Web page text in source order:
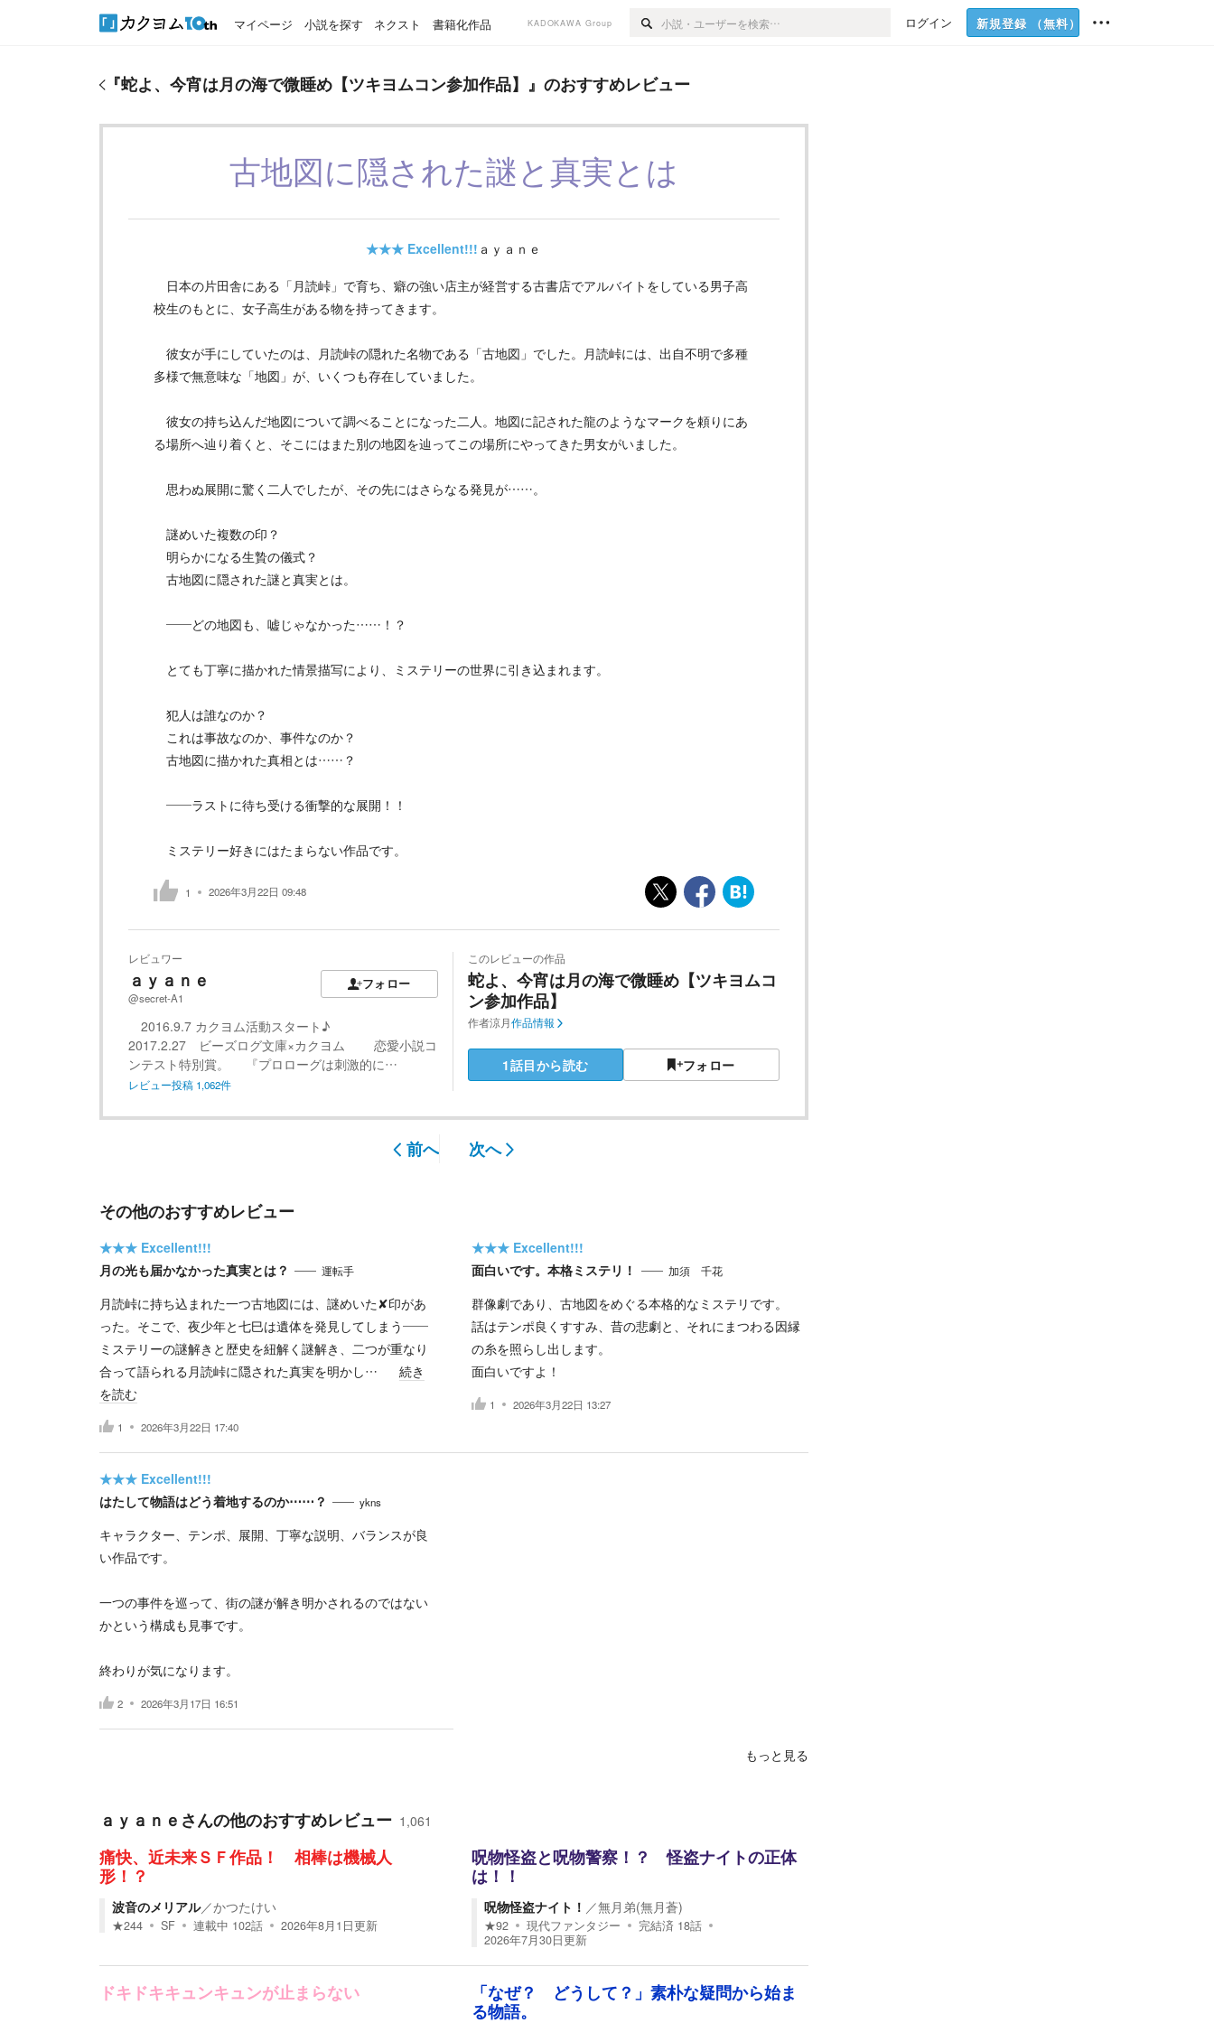
マイページ 小説を探す ネクスト 書籍化作品 KADOKAWA Group ログイン 新規登録 （無料）
『蛇よ、今宵は月の海で微睡め【ツキヨムコン参加作品】 』のおすすめレビュー
古地図に隠された謎と真実とは
★★★ Excellent!!! ａｙａｎｅ
日本の片田舎にある「月読峠」で育ち、癖の強い店主が経営する古書店でアルバイトをしている男子高
校生のもとに、女子高生がある物を持ってきます。
彼女が手にしていたのは、月読峠の隠れた名物である「古地図」でした。月読峠には、出自不明で多種
多様で無意味な「地図」が、いくつも存在していました。
彼女の持ち込んだ地図について調べることになった二人。地図に記された龍のようなマークを頼りにあ
る場所へ辿り着くと、そこにはまた別の地図を辿ってこの場所にやってきた男女がいました。
思わぬ展開に驚く二人でしたが、その先にはさらなる発見が……。
謎めいた複数の印？
明らかになる生贄の儀式？
古地図に隠された謎と真実とは。
——どの地図も、嘘じゃなかった……！？
とても丁寧に描かれた情景描写により、ミステリーの世界に引き込まれます。
犯人は誰なのか？
これは事故なのか、事件なのか？
古地図に描かれた真相とは……？
——ラストに待ち受ける衝撃的な展開！！
ミステリー好きにはたまらない作品です。
1 2026年3月22日 09:48
レビュワー
ａｙａｎｅ
@secret-A1
フォロー
2016.9.7 カクヨム活動スタート♪
2017.2.27 ビーズログ文庫×カクヨム 恋愛小説コ
ンテスト特別賞。 『プロローグは刺激的に…
レビュー投稿 1,062件
このレビューの作品
蛇よ、今宵は月の海で微睡め【ツキヨムコ
ン参加作品】
作者涼月作品情報
1話目から読む フォロー
前へ 次へ
その他のおすすめレビュー
★★★ Excellent!!!
月の光も届かなかった真実とは？
運転手
月読峠に持ち込まれた一つ古地図には、謎めいた✘印があ
った。そこで、夜少年と七巳は遺体を発見してしまう――
ミステリーの謎解きと歴史を紐解く謎解き、二つが重なり
合って語られる月読峠に隠された真実を明かし…
続き
を読む
1 2026年3月22日 17:40
★★★ Excellent!!!
面白いです。本格ミステリ！
加須 千花
群像劇であり、古地図をめぐる本格的なミステリです。
話はテンポ良くすすみ、昔の悲劇と、それにまつわる因縁
の糸を照らし出します。
面白いですよ！
1 2026年3月22日 13:27
★★★ Excellent!!!
はたして物語はどう着地するのか⋯⋯？
ykns
キャラクター、テンポ、展開、丁寧な説明、バランスが良
い作品です。
一つの事件を巡って、街の謎が解き明かされるのではない
かという構成も見事です。
終わりが気になります。
2 2026年3月17日 16:51
もっと見る
ａｙａｎｅ さんの他のおすすめレビュー 1,061
痛快、近未来ＳＦ作品！ 相棒は機械人
形！？
波音のメリアル／かつたけい
★244 SF 連載中 102話 2026年8月1日更新
呪物怪盗と呪物警察！？ 怪盗ナイトの正体
は！！
呪物怪盗ナイト！ ／無月弟(無月蒼)
★92 現代ファンタジー 完結済 18話
2026年7月30日更新
ドキドキキュンキュンが止まらない
「なぜ？ どうして？」素朴な疑問から始ま
る物語。